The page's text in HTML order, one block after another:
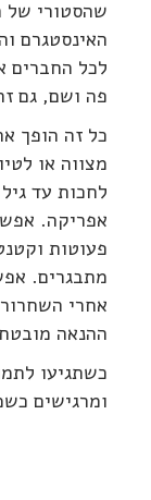
שהסטורי של
האינסטגרם
לכל החברים
פה ושם, גם
כל זה הופך
מצווה או
אפריקה.
פעוטות
מתבגרים.
אחרי
ההנאה
כשתגיעו
ומרגישים